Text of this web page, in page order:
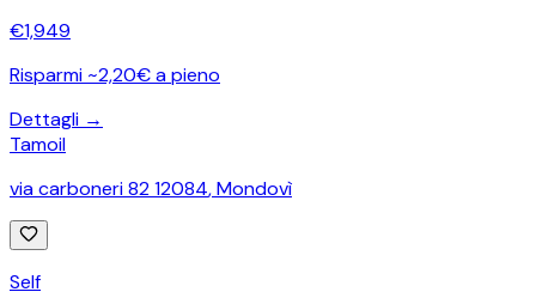
€1,949
Risparmi ~2,20€ a pieno
Dettagli →
Tamoil
via carboneri 82 12084,Mondovì
Self